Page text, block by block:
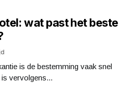
wat past het beste
is de bestemming vaak snel
vervolgens...